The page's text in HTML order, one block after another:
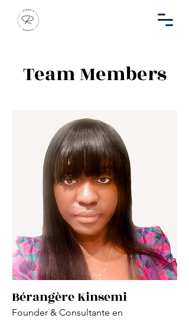
Team Members
Bérangère Kinsemi
Founder & Consultante en